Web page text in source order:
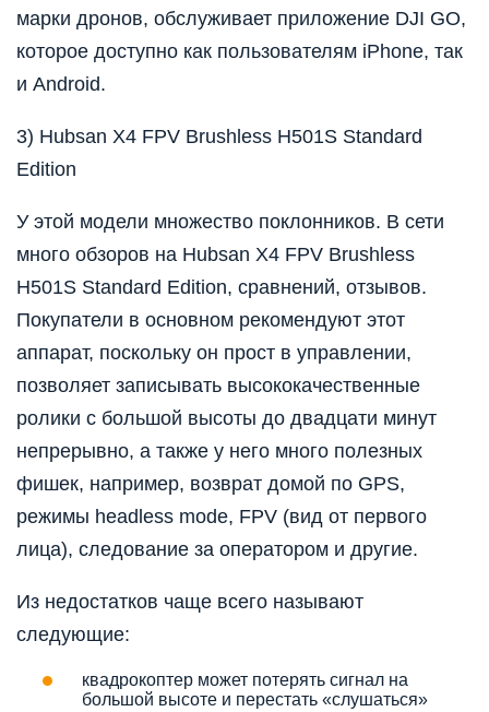
марки дронов, обслуживает приложение DJI GO,
которое доступно как пользователям iPhone, так
и Android.
3) Hubsan X4 FPV Brushless H501S Standard
Edition
У этой модели множество поклонников. В сети
много обзоров на Hubsan X4 FPV Brushless
H501S Standard Edition, сравнений, отзывов.
Покупатели в основном рекомендуют этот
аппарат, поскольку он прост в управлении,
позволяет записывать высококачественные
ролики с большой высоты до двадцати минут
непрерывно, а также у него много полезных
фишек, например, возврат домой по GPS,
режимы headless mode, FPV (вид от первого
лица), следование за оператором и другие.
Из недостатков чаще всего называют
следующие:
квадрокоптер может потерять сигнал на
большой высоте и перестать «слушаться»